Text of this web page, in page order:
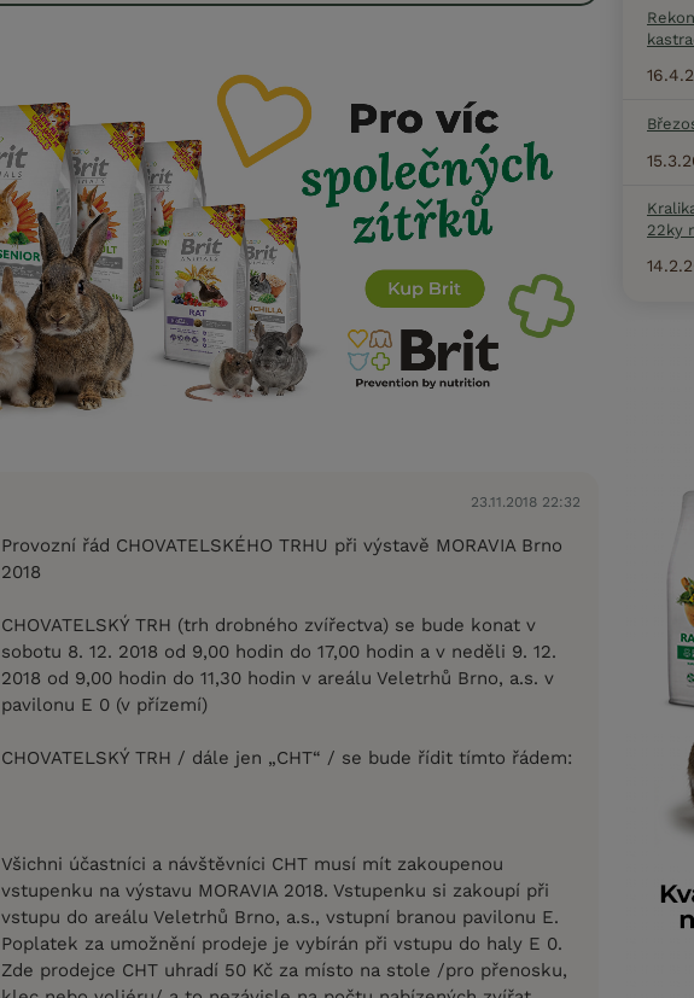
23.11.2018 22:32
Provozní řád CHOVATELSKÉHO TRHU při výstavě MORAVIA Brno
2018
CHOVATELSKÝ TRH (trh drobného zvířectva) se bude konat v
sobotu 8. 12. 2018 od 9,00 hodin do 17,00 hodin a v neděli 9. 12.
2018 od 9,00 hodin do 11,30 hodin v areálu Veletrhů Brno, a.s. v
pavilonu E 0 (v přízemí)
CHOVATELSKÝ TRH / dále jen „CHT“ / se bude řídit tímto řádem:
Všichni účastníci a návštěvníci CHT musí mít zakoupenou
vstupenku na výstavu MORAVIA 2018. Vstupenku si zakoupí při
vstupu do areálu Veletrhů Brno, a.s., vstupní branou pavilonu E.
Poplatek za umožnění prodeje je vybírán při vstupu do haly E 0.
Zde prodejce CHT uhradí 50 Kč za místo na stole /pro přenosku,
22ky